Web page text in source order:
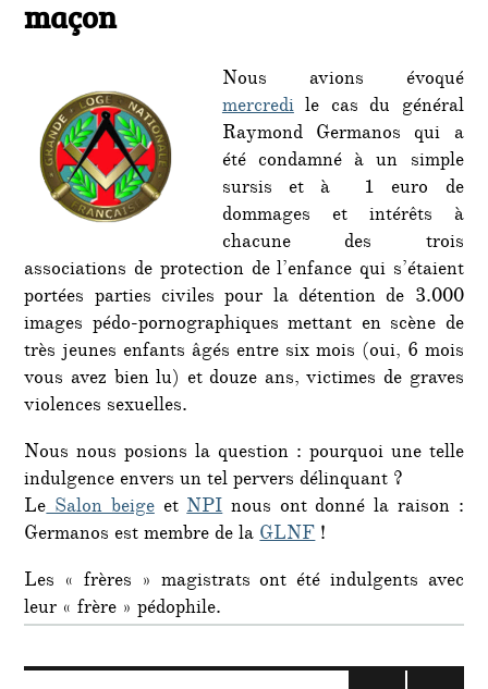
maçon
Nous avions évoqué
mercredile cas du général
Raymond Germanos qui a
été condamné à un simple
sursis et à 1 euro de
dommages et intérêts à
chacune des trois
associations de protection de l’enfance qui s’étaient
portées parties civiles pour la détention de 3.000
images pédo-pornographiques mettant en scène de
très jeunes enfants âgés entre six mois (oui, 6 mois
vous avez bien lu) et douze ans, victimes de graves
violences sexuelles.
Nous nous posions la question : pourquoi une telle
indulgence envers un tel pervers délinquant ?
LeSalon beigeetNPInous ont donné la raison :
Germanos est membre de laGLNF!
Les « frères » magistrats ont été indulgents avec
leur « frère » pédophile.